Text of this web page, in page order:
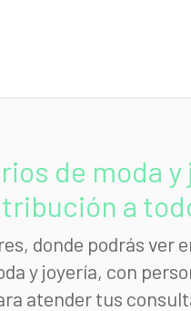
de moda y
a
donde podrás ver
y joyería, con
atender tus